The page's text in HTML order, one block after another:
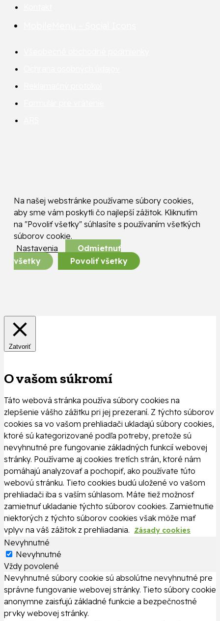
Na našej webstránke používame súbory cookies,
aby sme vám poskytli čo najlepší zážitok. Kliknutím
na "Povoliť všetky" súhlasíte s používaním všetkých
súborov cookie.
Nastavenia
Odmietnuť
všetky
Povoliť všetky
Zatvoriť
O vašom súkromí
Táto webová stránka používa súbory cookies na
zlepšenie vášho zážitku pri jej prezeraní. Z týchto súborov
cookies sa vo vašom prehliadači ukladajú súbory cookies,
ktoré sú kategorizované podľa potreby, pretože sú
nevyhnutné pre fungovanie základných funkcií webovej
stránky. Používame aj cookies tretích strán, ktoré nám
pomáhajú analyzovať a pochopiť, ako používate túto
webovú stránku. Tieto cookies budú uložené vo vašom
prehliadači iba s vaším súhlasom. Máte tiež možnosť
zamietnuť ukladanie týchto súborov cookies. Zamietnutie
niektorých z týchto súborov cookies však môže mať
vplyv na váš zážitok z prehliadania.
Zásady cookies
Nevyhnutné
Nevyhnutné
Vždy povolené
Nevyhnutné súbory cookie sú absolútne nevyhnutné pre
správne fungovanie webovej stránky. Tieto súbory cookie
anonymne zaisťujú základné funkcie a bezpečnostné
prvky webovej stránky.